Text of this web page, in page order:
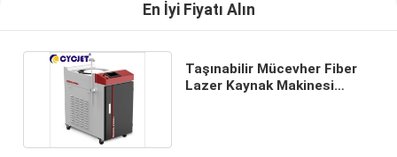
En İyi Fiyatı Alın
Taşınabilir Mücevher Fiber
Lazer Kaynak Makinesi